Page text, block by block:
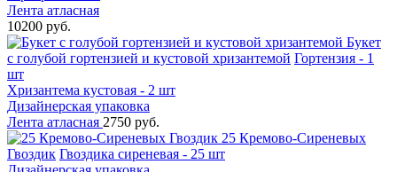
Лента атласная
10200 руб.
Букет
с голубой гортензией и кустовой хризантемой Гортензия - 1
шт
Хризантема кустовая - 2 шт
Дизайнерская упаковка
Лента атласная 2750 руб.
25 Кремово-Сиреневых
Гвоздик Гвоздика сиреневая - 25 шт